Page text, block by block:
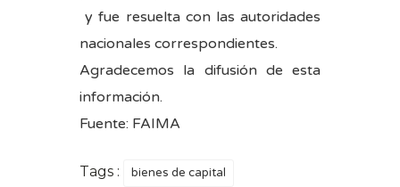
y fue resuelta con las autoridades
nacionales correspondientes.
Agradecemos la difusión de esta
información.
Fuente: FAIMA
Tags : bienes de capital